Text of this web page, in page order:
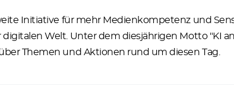
Initiative für mehr Medienkompetenz und
Welt. Unter dem diesjährigen Motto "KI
Themen und Aktionen rund um diesen Tag.